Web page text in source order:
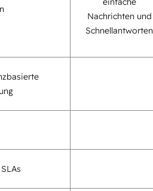
Nachrichten und
Schnellantworten